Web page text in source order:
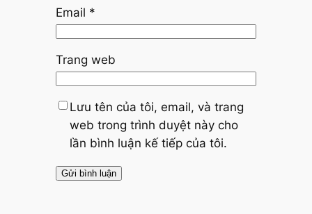
Email *
Trang web
Lưu tên của tôi, email, và trang
web trong trình duyệt này cho
lần bình luận kế tiếp của tôi.